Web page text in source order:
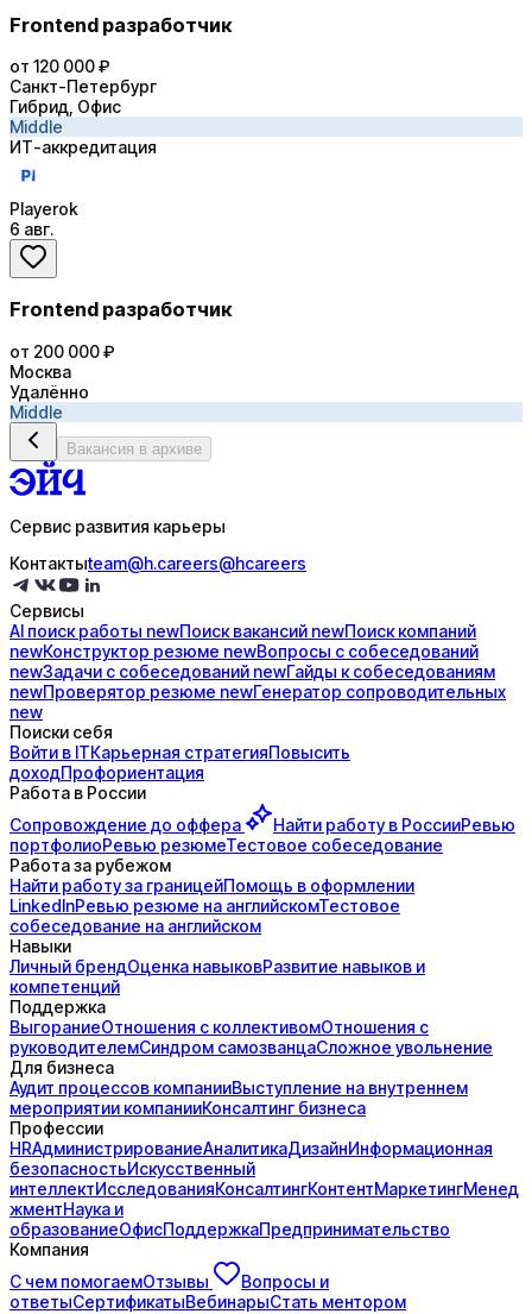
Frontend разработчик
от 120 000 ₽
Санкт-Петербург
Гибрид, Офис
Middle
ИТ-аккредитация
Playerok
6 авг.
Frontend разработчик
от 200 000 ₽
Москва
Удалённо
Middle
Вакансия в архиве
Сервис развития карьеры
Контактыteam@h.careers@hcareers
Сервисы
AI поискработы newПоисквакансий newПоисккомпаний
newКонструктор резюме newВопросы с собеседований
newЗадачи с собеседований newГайды ксобеседованиям
newПроверятор резюме newГенератор сопроводительных
new
Поиски себя
Войти в ITКарьерная стратегияПовысить
доходПрофориентация
Работа в России
Сопровождение до оффера Найти работу в РоссииРевью
портфолиоРевью резюмеТестовое собеседование
Работа за рубежом
Найти работу за границейПомощь в оформлении
LinkedInРевью резюме на английскомТестовое
собеседование на английском
Навыки
Личный брендОценка навыковРазвитие навыков и
компетенций
Поддержка
ВыгораниеОтношения с коллективомОтношения с
руководителемСиндром самозванцаСложное увольнение
Для бизнеса
Аудит процессов компанииВыступление на внутреннем
мероприятии компанииКонсалтинг бизнеса
Профессии
HRАдминистрированиеАналитикаДизайнИнформационная
безопасностьИскусственный
интеллектИсследованияКонсалтингКонтентМаркетингМенед
жментНаука и
образованиеОфисПоддержкаПредпринимательство
Компания
С чем помогаемОтзывы
Вопросы и
ответыСертификатыВебинарыСтать ментором